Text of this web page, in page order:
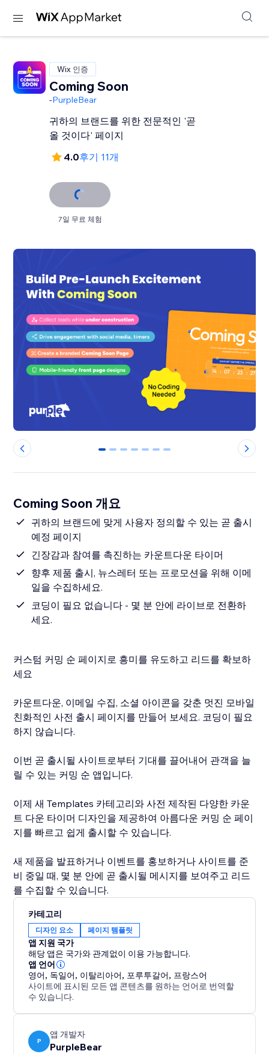
Wix 인증
Coming Soon
-PurpleBear
귀하의 브랜드를 위한 전문적인 '곧
올 것이다' 페이지
4.0후기 11개
7일 무료 체험
0 1 2 3 4 5 6
Coming Soon 개요
귀하의 브랜드에 맞게 사용자 정의할 수 있는 곧 출시
예정 페이지
긴장감과 참여를 촉진하는 카운트다운 타이머
향후 제품 출시, 뉴스레터 또는 프로모션을 위해 이메
일을 수집하세요.
코딩이 필요 없습니다 - 몇 분 안에 라이브로 전환하
세요.
커스텀 커밍 순 페이지로 흥미를 유도하고 리드를 확보하
세요
카운트다운, 이메일 수집, 소셜 아이콘을 갖춘 멋진 모바일
친화적인 사전 출시 페이지를 만들어 보세요. 코딩이 필요
하지 않습니다.
이번 곧 출시될 사이트로부터 기대를 끌어내어 관객을 늘
릴 수 있는 커밍 순 앱입니다.
이제 새 Templates 카테고리와 사전 제작된 다양한 카운
트 다운 타이머 디자인을 제공하여 아름다운 커밍 순 페이
지를 빠르고 쉽게 출시할 수 있습니다.
새 제품을 발표하거나 이벤트를 홍보하거나 사이트를 준
비 중일 때, 몇 분 안에 곧 출시될 메시지를 보여주고 리드
를 수집할 수 있습니다.
카테고리
디자인 요소 페이지 템플릿
앱 지원 국가
해당 앱은 국가와 관계없이 이용 가능합니다.
앱 언어
영어, 독일어, 이탈리아어, 포루투갈어, 프랑스어
사이트에 표시된 모든 앱 콘텐츠를 원하는 언어로 번역할
수 있습니다.
P
앱 개발자
PurpleBear